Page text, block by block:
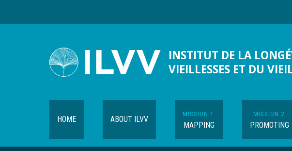
INSTITUT DE LA
VIEILLESSES ET DU
HOME ABOUT ILVV
MISSION 1
MAPPING
MISSION 2
PROMOTING